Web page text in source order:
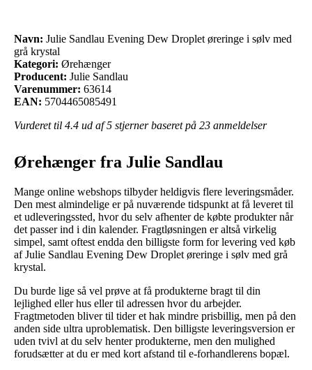
Navn: Julie Sandlau Evening Dew Droplet øreringe i sølv med
grå krystal
Kategori: Ørehænger
Producent: Julie Sandlau
Varenummer: 63614
EAN: 5704465085491
Vurderet til 4.4 ud af 5 stjerner baseret på 23 anmeldelser
Ørehænger fra Julie Sandlau
Mange online webshops tilbyder heldigvis flere leveringsmåder.
Den mest almindelige er på nuværende tidspunkt at få leveret til
et udleveringssted, hvor du selv afhenter de købte produkter når
det passer ind i din kalender. Fragtløsningen er altså virkelig
simpel, samt oftest endda den billigste form for levering ved køb
af Julie Sandlau Evening Dew Droplet øreringe i sølv med grå
krystal.
Du burde lige så vel prøve at få produkterne bragt til din
lejlighed eller hus eller til adressen hvor du arbejder.
Fragtmetoden bliver til tider et hak mindre prisbillig, men på den
anden side ultra uproblematisk. Den billigste leveringsversion er
uden tvivl at du selv henter produkterne, men den mulighed
forudsætter at du er med kort afstand til e-forhandlerens bopæl.